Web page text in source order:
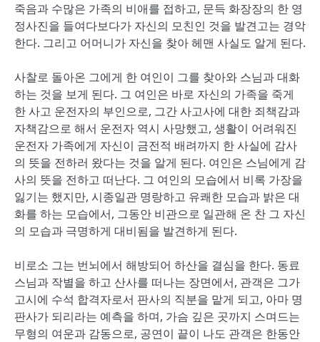
죽음과 수많은 가족의 비애를 접하고, 문득 화장장의 한 영
정사진을 들여다보다가 자신의 모친인 것을 발견고는 경악
한다. 그리고 어머니가 자신을 찾아 헤맨 사실도 알게 된다.
사찰로 돌아온 그에게 한 여인이 그를 찾아와 스님과 대화
하는 것을 보게 된다. 그 여인은 바로 자신의 가족을 죽게
한 사고 운전자의 부인으로, 그간 사고사에 대한 죄책감과
자책감으로 해서 운전자 역시 사망했고, 생활이 어려워진
운전자 가족에게 자신이 금전적 배려까지 한 사실에 감사
의 뜻을 전하러 왔다는 것을 알게 된다. 여인은 스님에게 감
사의 뜻을 전하고 떠난다. 그 여인의 모습에서 비록 가장을
잃기는 했지만, 시종일관 명랑하고 유쾌한 모습과 밝은 대
화를 하는 모습에서, 그동안 비관으로 일관해 온 찬 그 자신
의 모습과 극명하게 대비됨을 발견하게 된다.
비로소 그는 번뇌에서 해방되어 하산을 결심을 한다. 동료
스님과 작별을 하고 산사를 떠나는 장면에서, 관객은 그가
고시에 수석 합격자로서 판사의 직분을 맡게 되고, 아마 명
판사가 되리라는 예측을 하며, 가슴 깊은 곳까지 스며드는
무형의 여운과 감동으로, 공연이 끝이 나도 관객은 한동안